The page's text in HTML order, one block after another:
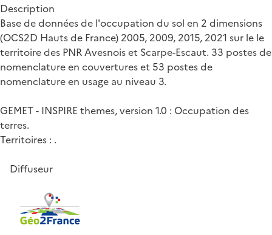
Description
Base de données de l'occupation du sol en 2 dimensions
(OCS2D Hauts de France) 2005, 2009, 2015, 2021 sur le le
territoire des PNR Avesnois et Scarpe-Escaut. 33 postes de
nomenclature en couvertures et 53 postes de
nomenclature en usage au niveau 3.
GEMET - INSPIRE themes, version 1.0 : Occupation des
terres.
Territoires : .
Diffuseur